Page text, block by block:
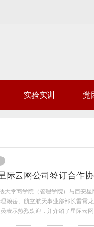
实验实训 党
际云网公司签订合作
大学商学院（管理学院）与西安
赖岳、航空航天事业部部长雷霄
表示热烈欢迎，并介绍了星际云